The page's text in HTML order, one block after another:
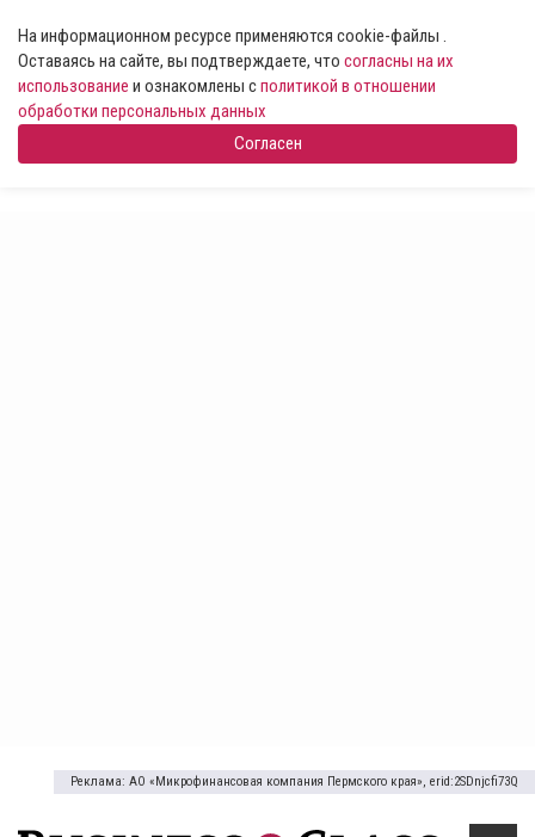
На информационном ресурсе применяются cookie-файлы .
Оставаясь на сайте, вы подтверждаете, что согласны на их
использование и ознакомлены сполитикой в отношении
обработки персональных данных
Согласен
Реклама: АО «Микрофинансовая компания Пермского края», erid:2SDnjcfi73Q